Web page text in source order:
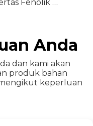
X Kertas Fenolik Rod
Anda
dan kami akan
produk bahan
keperluan